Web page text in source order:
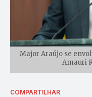
Major Araújo se
Amauri
COMPARTILHAR